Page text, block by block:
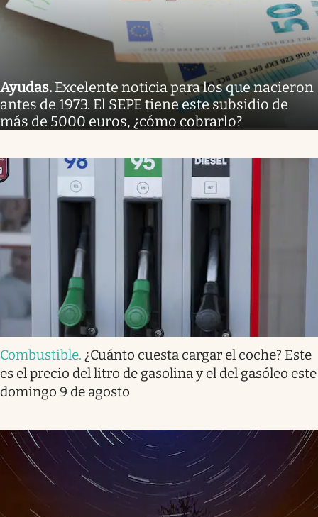
Ayudas. Excelente noticia para los que nacieron
antes de 1973. El SEPE tiene este subsidio de
más de 5000 euros, ¿cómo cobrarlo?
Combustible. ¿Cuánto cuesta cargar el coche? Este
es el precio del litro de gasolina y el del gasóleo este
domingo 9 de agosto